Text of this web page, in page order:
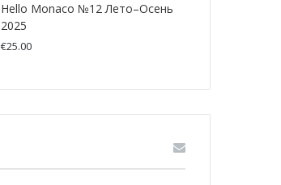
Hello Monaco №12 Лето–Осень
2025
€25.00